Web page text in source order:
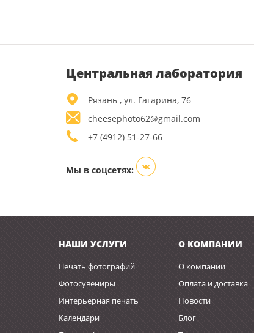
Центральная лаборатория
Рязань , ул. Гагарина, 76
cheesephoto62@gmail.com
+7 (4912) 51-27-66
Мы в соцсетях:
НАШИ УСЛУГИ
Печать фотографий
Фотосувениры
Интерьерная печать
Календари
О КОМПАНИИ
О компании
Оплата и доставка
Новости
Блог